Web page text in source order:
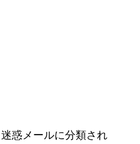
惑メールに分類され